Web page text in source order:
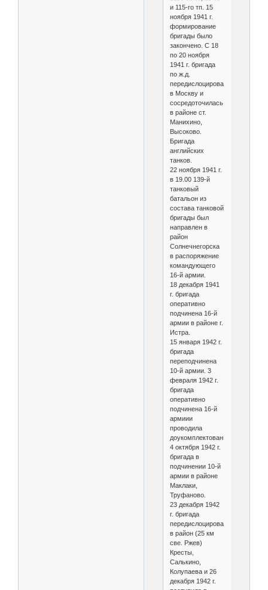
и 115-го тп. 15
ноября 1941 г.
формирование
бригады было
закончено. С 18
по 20 ноября
1941 г. бригада
по ж.д.
передислоцировалась
в Москву и
сосредоточилась
в районе ст.
Манихино,
Высоково.
Бригада
английских
танков.
22 ноября 1941 г.
в 19.00 139-й
танковый
батальон из
состава танковой
бригады был
направлен в
район
Солнечнегорска
в распоряжение
командующего
16-й армии.
18 декабря 1941
г. бригада
оперативно
подчинена 16-й
армии в районе г.
Истра.
15 января 1942 г.
бригада
переподчинена
10-й армии. 3
февраля 1942 г.
бригада
оперативно
подчинена 16-й
армиии
проводила
доукомплектование.
4 октября 1942 г.
бригада в
подчинении 10-й
армии в районе
Маклаки,
Труфаново.
23 декабря 1942
г. бригада
передислоцировалась
в район (25 км
све. Ржев)
Кресты,
Салькино,
Колупаева и 26
декабря 1942 г.